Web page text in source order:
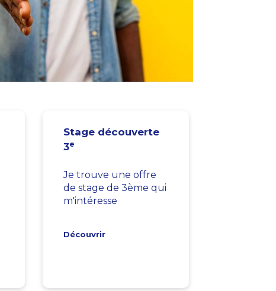
Stage découverte
3e
Je trouve une offre
de stage de 3ème qui
m'intéresse
Découvrir